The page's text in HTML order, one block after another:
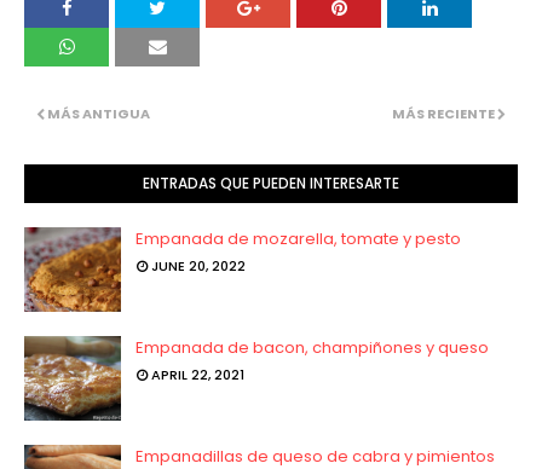
MÁS RECIENTE
MÁS ANTIGUA
ENTRADAS QUE PUEDEN INTERESARTE
Empanada de mozarella, tomate y pesto
JUNE 20, 2022
Empanada de bacon, champiñones y queso
APRIL 22, 2021
Empanadillas de queso de cabra y pimientos